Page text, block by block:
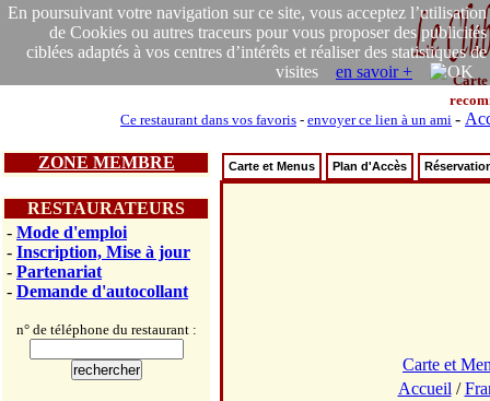
En poursuivant votre navigation sur ce site, vous acceptez l’utilisation
de Cookies ou autres traceurs pour vous proposer des publicités
ciblées adaptés à vos centres d’intérêts et réaliser des statistiques de
visites en savoir +
Carte
Ce restaurant dans vos favoris - envoyer ce lien à un ami -
ZONE MEMBRE
RESTAURATEURS
- Mode d'emploi
- Inscription, Mise à jour
- Partenariat
- Demande d'autocollant
n° de téléphone du restaurant :
Carte et Menus Plan d'Accès
Carte et
Accueil /